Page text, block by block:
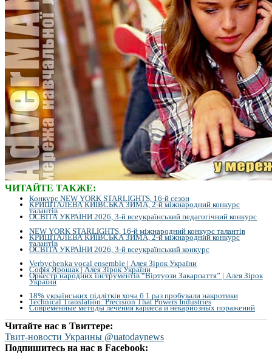
ЧИТАЙТЕ ТАКЖЕ:
Конкурс NEW YORK STARLIGHTS, 16-й сезон
КРИШТАЛЕВА КИЇВСЬКА ЗИМА, 2-й міжнародний конкурс
талантів
ОСВІТА УКРАЇНИ 2026, 3-й всеукраїнський педагогічний конкурс
NEW YORK STARLIGHTS, 16-й міжнародний конкурс талантів
КРИШТАЛЕВА КИЇВСЬКА ЗИМА, 2-й міжнародний конкурс
талантів
ОСВІТА УКРАЇНИ 2026, 3-й всеукраїнський конкурс
Verbychenka vocal ensemble | Алея Зірок України
Софія Ярошак | Алея Зірок України
Оркестр народних інструментів “Віртуози Закарпаття” | Алея Зірок
України
18% українських підлітків хоча б 1 раз пробували накротики
Technical Translation: Precision That Powers Industries
Современные методы лечения кариеса и некариозных поражений
Читайте нас в Твиттере:
Твит-новости Украины @uatodaynews
Подпишитесь на нас в Facebook: